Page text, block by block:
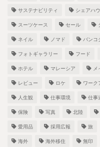
サステナビリティ シェアハ
スーツケース セール
ネイル ノマド バンコ
フォトギャラリー フード
ホテル マレーシア メ
レビュー ロケ ワーク
人生観 仕事環境 仕事
保険 写真 北陸
愛用品 採用広報 旅
海外 海外移住 無印